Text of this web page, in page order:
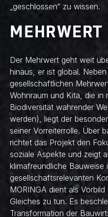
„geschlossen“ zu wissen.
MEHRWERT
Der Mehrwert geht weit
hinaus, er ist global.
gesellschaftlichen
Wohnraum und Kita, die in
Biodiversität wahrender
werden), liegt der
seiner Vorreiterrolle. Über
richtet das Projekt den
soziale Aspekte und zeigt
klimafreundliche Bauweise
gesellschaftsrelevanten
MORINGA dient als
Gleiches zu tun. Es
Transformation der